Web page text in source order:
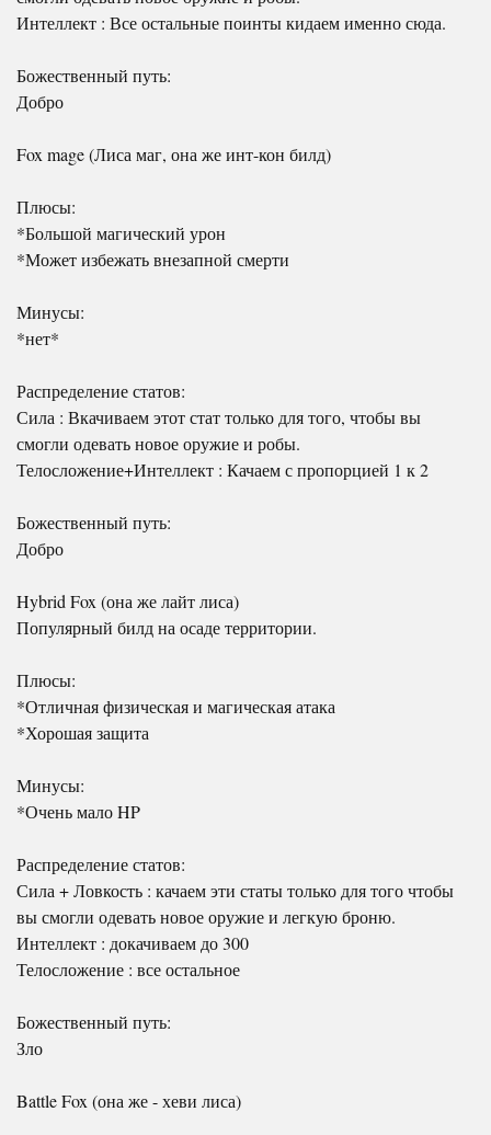
Интеллект : Все остальные поинты кидаем именно сюда.
Божественный путь:
Добро
Fox mage (Лиса маг, она же инт-кон билд)
Плюсы:
*Большой магический урон
*Может избежать внезапной смерти
Минусы:
*нет*
Распределение статов:
Сила : Вкачиваем этот стат только для того, чтобы вы
смогли одевать новое оружие и робы.
Телосложение+Интеллект : Качаем с пропорцией 1 к 2
Божественный путь:
Добро
Hybrid Fox (она же лайт лиса)
Популярный билд на осаде территории.
Плюсы:
*Отличная физическая и магическая атака
*Хорошая защита
Минусы:
*Очень мало HP
Распределение статов:
Сила + Ловкость : качаем эти статы только для того чтобы
вы смогли одевать новое оружие и легкую броню.
Интеллект : докачиваем до 300
Телосложение : все остальное
Божественный путь:
Зло
Battle Fox (она же - хеви лиса)